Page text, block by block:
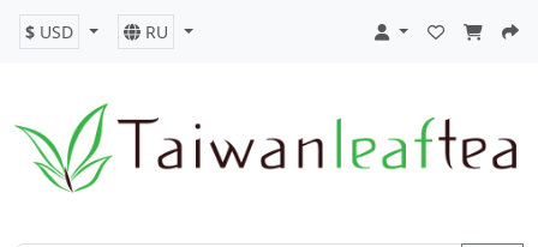
$ USD RU